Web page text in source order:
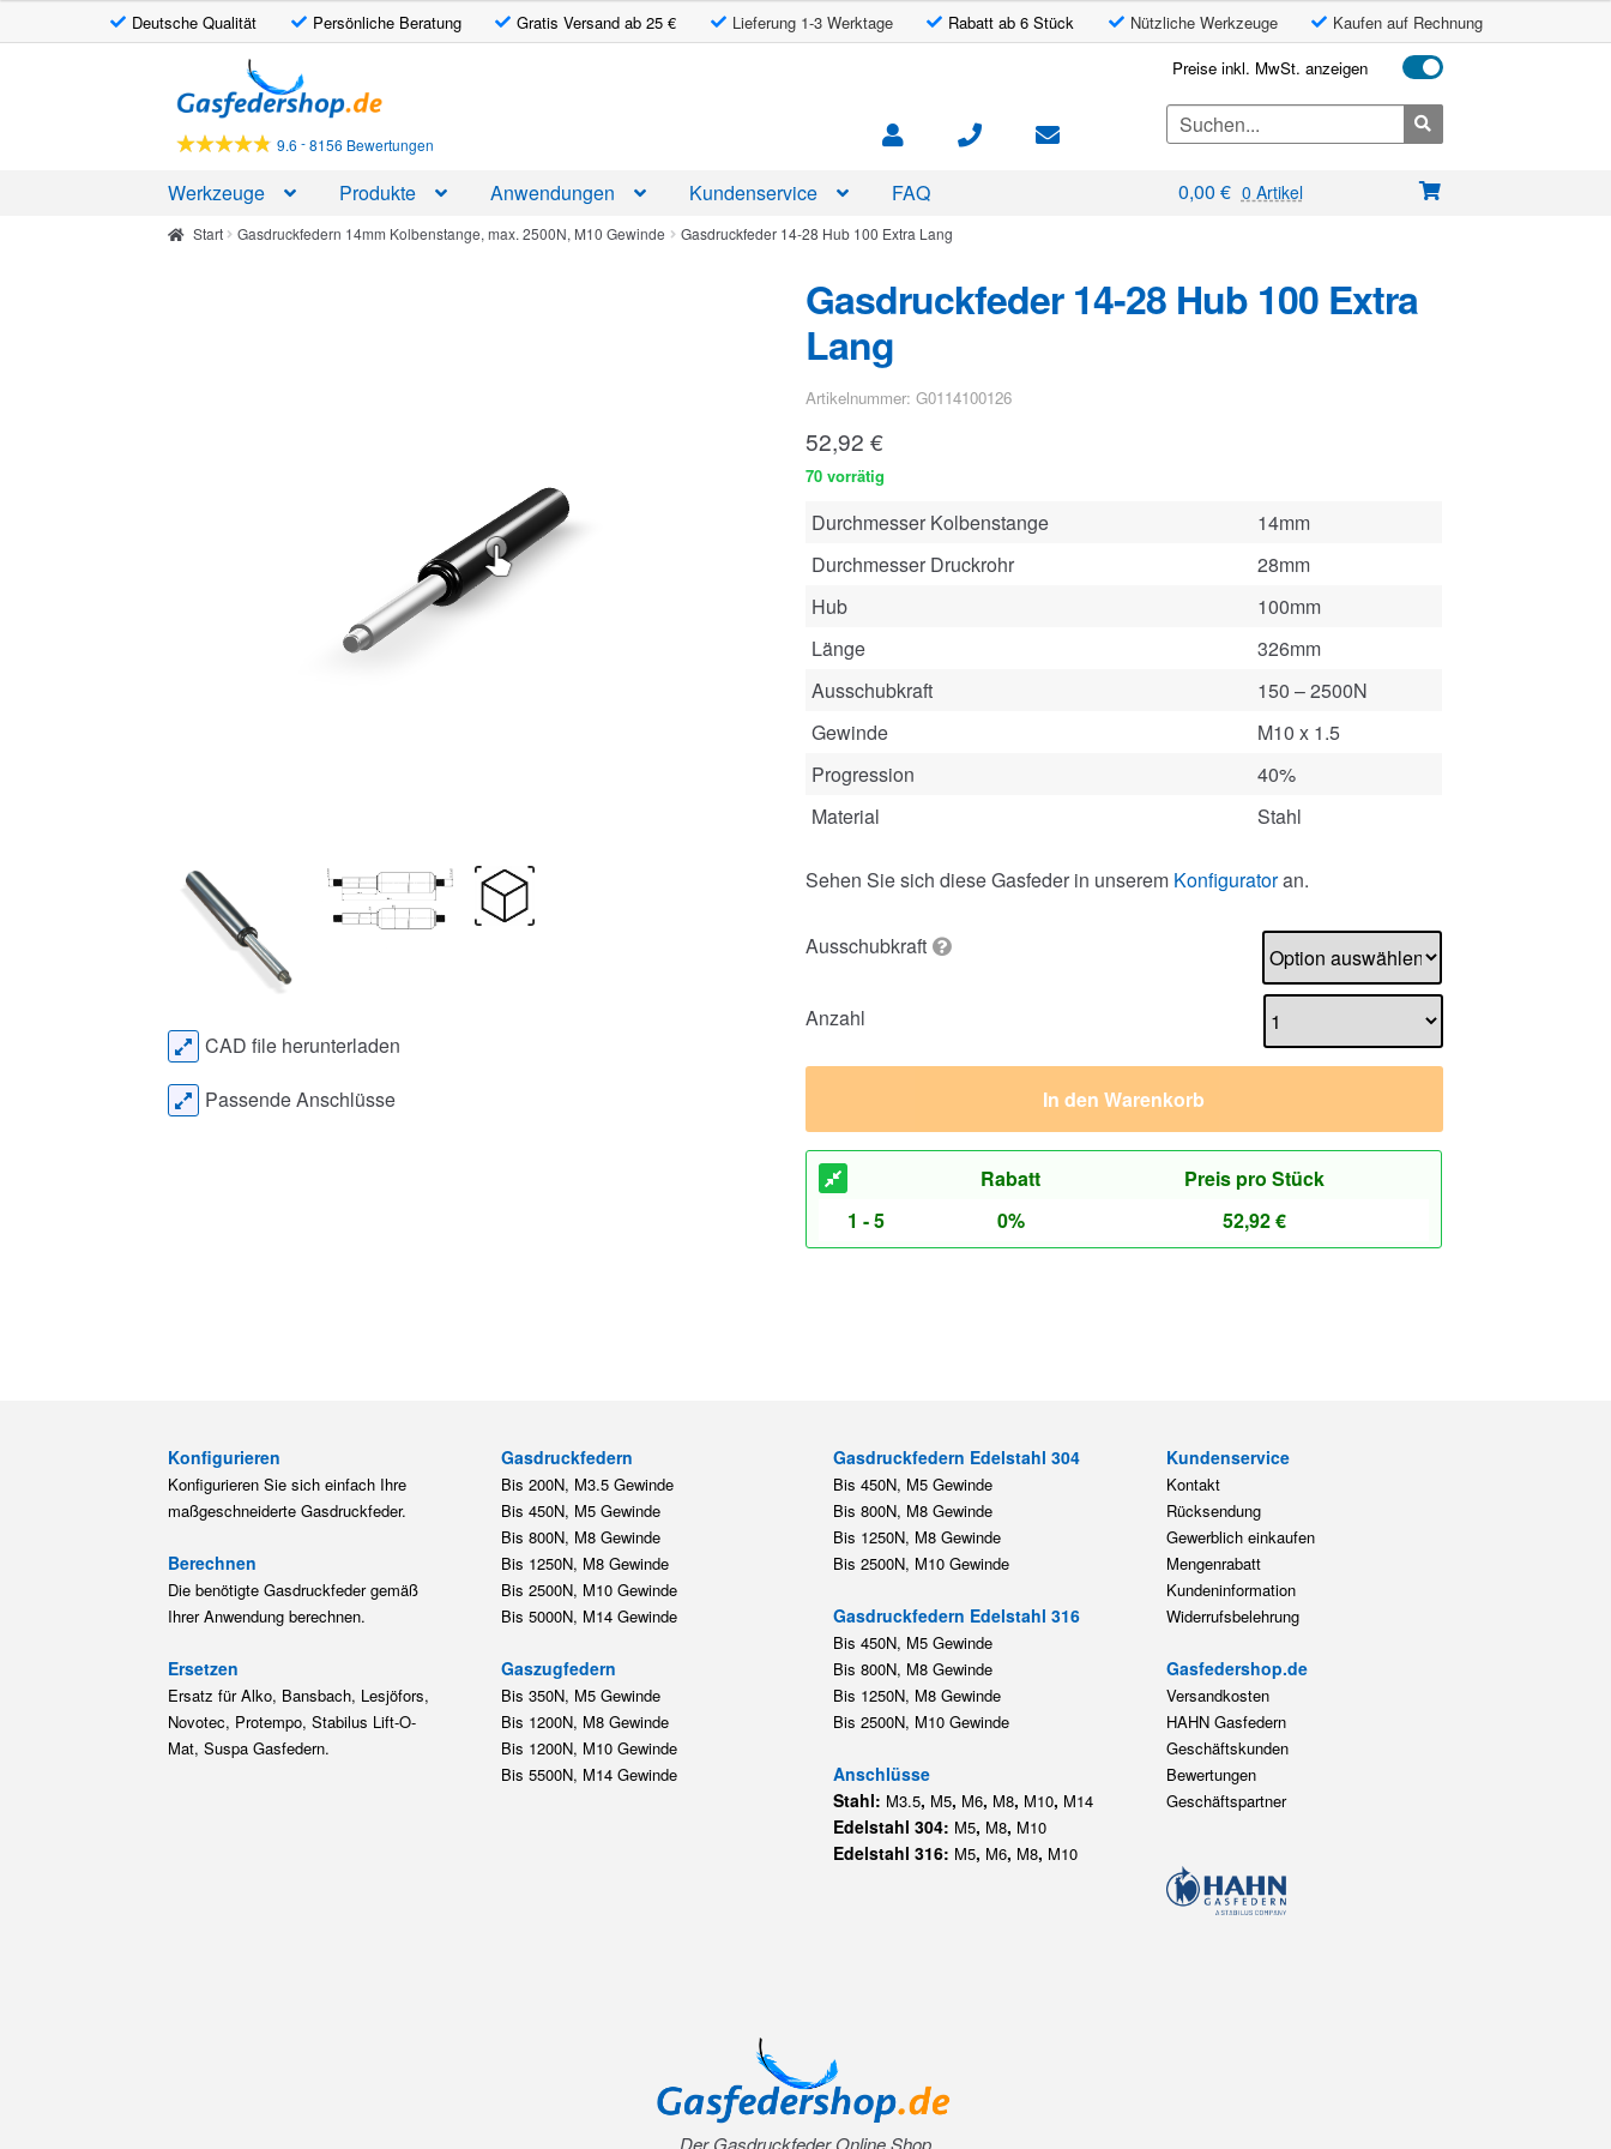
Deutsche Qualität Persönliche Beratung Gratis Versand ab 25 € Lieferung 1-3 Werktage Rabatt ab 6 Stück Nützliche Werkzeuge Kaufen auf Rechnung
Navigation
springen
Inhalt
springen
9.6 -8156 Bewertungen
Preise inkl. MwSt. anzeigen
Search
for:
Werkzeuge Produkte Anwendungen Kundenservice FAQ 0,00 € 0 Artikel
Start Gasdruckfedern 14mm Kolbenstange, max. 2500N, M10 Gewinde Gasdruckfeder 14-28 Hub 100 Extra Lang
Gasdruckfeder 14-28 Hub 100 Extra
Lang
Artikelnummer: G0114100126
52,92 €
70 vorrätig
Durchmesser Kolbenstange
14mm
Durchmesser Druckrohr
28mm
Hub
100mm
Länge
326mm
Ausschubkraft
150 – 2500N
Gewinde
M10 x 1.5
Progression
40%
Material
Stahl
Sehen Sie sich diese Gasfeder in unserem Konfiguratoran.
Ausschubkraft
Anzahl
In den Warenkorb
Rabatt
Preis pro Stück
1 - 5
0% 52,92€
CAD file herunterladen
Passende Anschlüsse
Konfigurieren
Konfigurieren Sie sich einfach Ihre
maßgeschneiderte Gasdruckfeder.
Berechnen
Die benötigte Gasdruckfeder gemäß
Ihrer Anwendung berechnen.
Ersetzen
Ersatz für Alko, Bansbach, Lesjöfors,
Novotec, Protempo, Stabilus Lift-O-
Mat, Suspa Gasfedern.
Gasdruckfedern
Bis 200N, M3.5 Gewinde
Bis 450N, M5 Gewinde
Bis 800N, M8 Gewinde
Bis 1250N, M8 Gewinde
Bis 2500N, M10 Gewinde
Bis 5000N, M14 Gewinde
Gaszugfedern
Bis 350N, M5 Gewinde
Bis 1200N, M8 Gewinde
Bis 1200N, M10 Gewinde
Bis 5500N, M14 Gewinde
Gasdruckfedern Edelstahl 304
Bis 450N, M5 Gewinde
Bis 800N, M8 Gewinde
Bis 1250N, M8 Gewinde
Bis 2500N, M10 Gewinde
Gasdruckfedern Edelstahl 316
Bis 450N, M5 Gewinde
Bis 800N, M8 Gewinde
Bis 1250N, M8 Gewinde
Bis 2500N, M10 Gewinde
Anschlüsse
Stahl: M3.5, M5, M6, M8, M10, M14
Edelstahl 304: M5, M8, M10
Edelstahl 316: M5, M6, M8, M10
Kundenservice
Kontakt
Rücksendung
Gewerblich einkaufen
Mengenrabatt
Kundeninformation
Widerrufsbelehrung
Gasfedershop.de
Versandkosten
HAHN Gasfedern
Geschäftskunden
Bewertungen
Geschäftspartner
Der Gasdruckfeder Online Shop